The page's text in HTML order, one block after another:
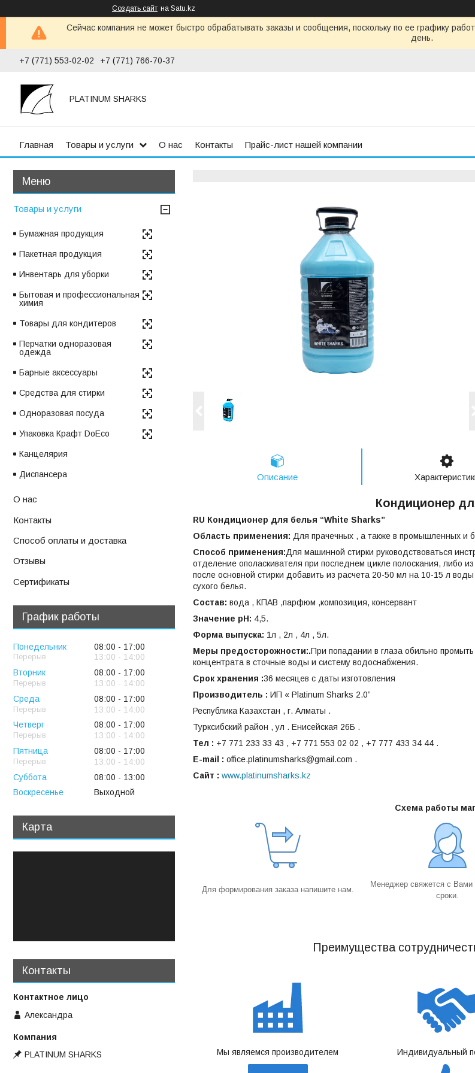
Создать сайт на Satu.kz
Сейчас компания не может быстро обрабатывать заказы и сообщения, поскольку по ее графику
день.
+7 (771) 553-02-02 +7 (771) 766-70-37
PLATINUM SHARKS
Главная Товары и услуги О нас Контакты Прайс-лист нашей компании
Описание
Кондиционер
RU Кондиционер для белья “White Sharks”
Область применения: Для прачечных , а также в промышленных и
Способ применения:Для машинной стирки руководствоваться
отделение ополаскивателя при последнем цикле полоскания, либо
после основной стирки добавить из расчета 20-50 мл на 10-15 л
сухого белья.
Состав: вода , КПАВ ,парфюм ,композиция, консервант
Значение рH: 4,5.
Форма выпуска: 1л , 2л , 4л , 5л.
Меры предосторожности:.При попадании в глаза обильно
концентрата в сточные воды и систему водоснабжения.
Срок хранения :36 месяцев с даты изготовления
Производитель : ИП « Platinum Sharks 2.0”
Республика Казахстан , г. Алматы .
Турксибский район , ул . Енисейская 26Б .
Teл : +7 771 233 33 43 , +7 771 553 02 02 , +7 777 433 34 44 .
E-mail : office.platinumsharks@gmail.com .
Сайт : www.platinumsharks.kz
Схема работы
Для формирования заказа напишите нам.
Менеджер свяжется с Вами
сроки.
Преимущества
Мы являемся производителем Индивидуальный
Товары и услуги
Бумажная продукция
Пакетная продукция
Инвентарь для уборки
Бытовая и профессиональная
химия
Товары для кондитеров
Перчатки одноразовая
одежда
Барные аксессуары
Средства для стирки
Одноразовая посуда
Упаковка Крафт DoEco
Канцелярия
Диспансера
О нас
Контакты
Способ оплаты и доставка
Отзывы
Сертификаты
График работы
Понедельник 08:00
17:00
13:00
14:00
Вторник
08:00
17:00
13:00
14:00
Среда
08:00
17:00
13:00
14:00
Четверг
08:00
17:00
13:00
14:00
Пятница
08:00
17:00
13:00
14:00
Суббота
08:00
13:00
Воскресенье
Выходной
Карта
Контакты
Александра
PLATINUM SHARKS